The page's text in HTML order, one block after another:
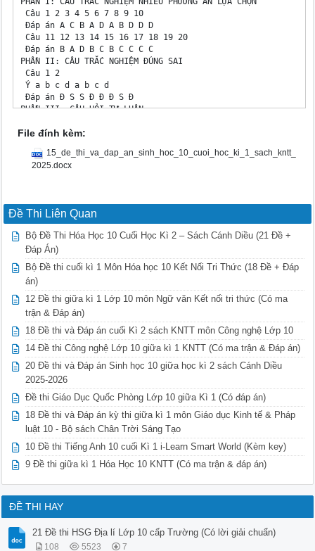
File đính kèm:
15_de_thi_va_dap_an_sinh_hoc_10_cuoi_hoc_ki_1_sach_kntt_
2025.docx
Đề Thi Liên Quan
Bộ Đề Thi Hóa Học 10 Cuối Học Kì 2 – Sách Cánh Diều (21 Đề +
Đáp Án)
Bộ Đề thi cuối kì 1 Môn Hóa học 10 Kết Nối Tri Thức (18 Đề + Đáp
án)
12 Đề thi giữa kì 1 Lớp 10 môn Ngữ văn Kết nối tri thức (Có ma
trận & Đáp án)
18 Đề thi và Đáp án cuối Kì 2 sách KNTT môn Công nghệ Lớp 10
14 Đề thi Công nghệ Lớp 10 giữa kì 1 KNTT (Có ma trận & Đáp án)
20 Đề thi và Đáp án Sinh học 10 giữa học kì 2 sách Cánh Diều
2025-2026
Đề thi Giáo Dục Quốc Phòng Lớp 10 giữa Kì 1 (Có đáp án)
18 Đề thi và Đáp án kỳ thi giữa kì 1 môn Giáo dục Kinh tế & Pháp
luật 10 - Bộ sách Chân Trời Sáng Tạo
10 Đề thi Tiếng Anh 10 cuối Kì 1 i-Learn Smart World (Kèm key)
9 Đề thi giữa kì 1 Hóa Học 10 KNTT (Có ma trận & đáp án)
ĐỀ THI HAY
21 Đề thi HSG Địa lí Lớp 10 cấp Trường (Có lời giải chuẩn)
108 5523 7